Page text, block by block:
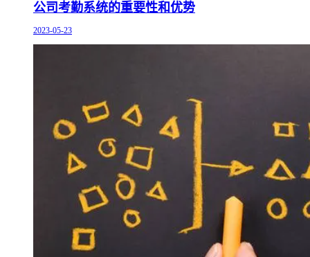
公司考勤系统的重要性和优势
2023-05-23